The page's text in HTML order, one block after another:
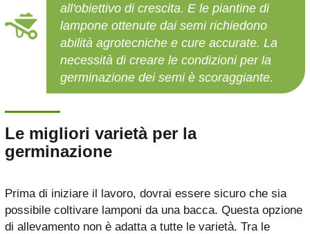
all'obiettivo di crescita. E le piantine di
lampone ottenute dai semi richiedono
abilità agrotecniche e cure accurate. La
necessità di creare le condizioni per la
germinazione dei semi è scoraggiante.
Le migliori varietà per la
germinazione
Prima di iniziare il lavoro, dovrai essere sicuro che sia
possibile coltivare lamponi da una bacca. Questa opzione
di allevamento non è adatta a tutte le varietà. Tra le